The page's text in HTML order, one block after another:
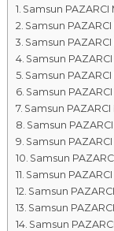
l
ı
Samsun
Samsun
Samsun
Samsun
Samsun
Samsun
Samsun
Samsun
Samsun
Samsun
Samsun
Samsun
Samsun
Samsun